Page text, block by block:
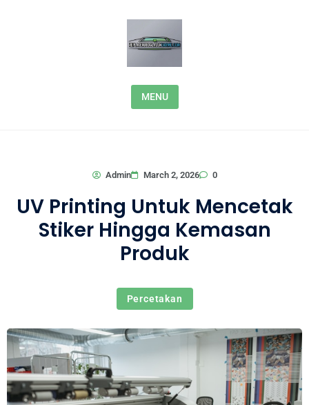
MENU
Admin March 2, 2026 0
UV Printing Untuk Mencetak
Stiker Hingga Kemasan
Produk
Percetakan